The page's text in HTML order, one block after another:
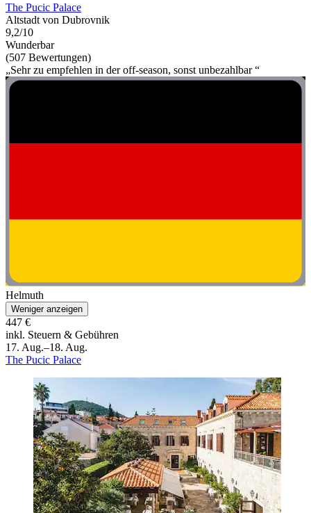
The Pucic Palace
Altstadt von Dubrovnik
9,2/10
Wunderbar
(507 Bewertungen)
„Sehr zu empfehlen in der off-season, sonst unbezahlbar “
Helmuth
Weniger anzeigen
447 €
inkl. Steuern & Gebühren
17. Aug.–18. Aug.
The Pucic Palace